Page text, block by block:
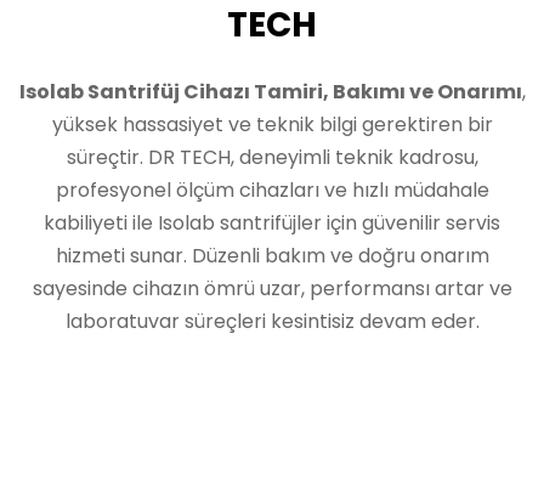
TECH
Isolab Santrifüj Cihazı Tamiri, Bakımı ve Onarımı,
yüksek hassasiyet ve teknik bilgi gerektiren bir
süreçtir. DR TECH, deneyimli teknik kadrosu,
profesyonel ölçüm cihazları ve hızlı müdahale
kabiliyeti ile Isolab santrifüjler için güvenilir servis
hizmeti sunar. Düzenli bakım ve doğru onarım
sayesinde cihazın ömrü uzar, performansı artar ve
laboratuvar süreçleri kesintisiz devam eder.